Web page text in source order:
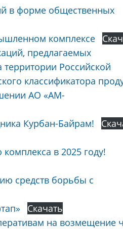
в форме общественных
комплексе
предлагаемых
Российской
классификатора
АО «АМ-
Курбан-Байрам!
в 2025 году!
средств борьбы с
Скачать
на возмещение